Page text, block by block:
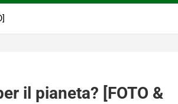
il pianeta? [FOTO &